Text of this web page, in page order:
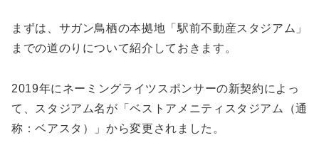
まずは、サガン鳥栖の本拠地「駅前不動産スタジアム」
までの道のりについて紹介しておきます。
2019年にネーミングライツスポンサーの新契約によっ
て、スタジアム名が「ベストアメニティスタジアム（通
称：ベアスタ）」から変更されました。